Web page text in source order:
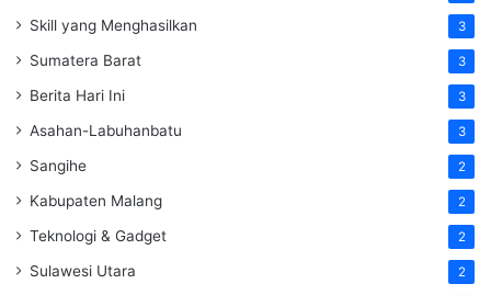
Skill yang Menghasilkan 3
Sumatera Barat 3
Berita Hari Ini 3
Asahan-Labuhanbatu 3
Sangihe 2
Kabupaten Malang 2
Teknologi & Gadget 2
Sulawesi Utara 2